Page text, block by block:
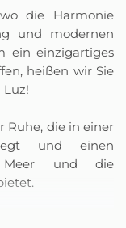
die Harmonie
und modernen
ein einzigartiges
heißen wir Sie
Ruhe, die in einer
und einen
Meer und die